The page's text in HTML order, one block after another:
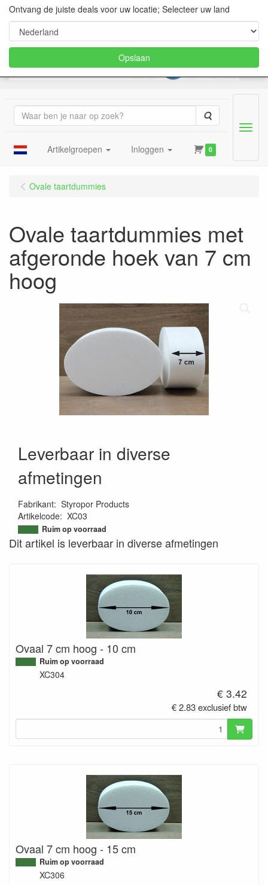
Zoeken
Artikelgroepen Inloggen 0
Menu
Ovale taartdummies
Ovale taartdummies met
afgeronde hoek van 7 cm
hoog
Leverbaar in diverse
afmetingen
Fabrikant: Styropor Products
Artikelcode: XC03
9505651348613
Ruim op voorraad
Dit artikel is leverbaar in diverse afmetingen
Ovaal 7 cm hoog - 10 cm
Ruim op voorraad
XC304
€ 3.42
€ 2.83 exclusief btw
Ovaal 7 cm hoog - 15 cm
Ruim op voorraad
XC306
Ontvang de juiste deals voor uw locatie; Selecteer uw land
Opslaan